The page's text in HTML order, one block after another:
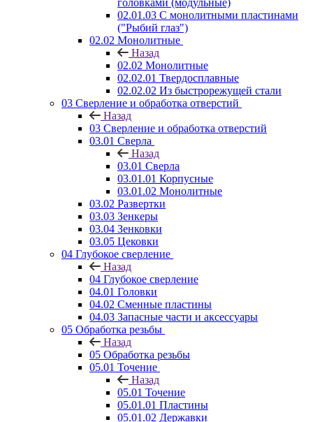
головками (модульные)
02.01.03 С монолитными пластинами
("Рыбий глаз")
02.02 Монолитные
Назад
02.02 Монолитные
02.02.01 Твердосплавные
02.02.02 Из быстрорежущей стали
03 Сверление и обработка отверстий
Назад
03 Сверление и обработка отверстий
03.01 Сверла
Назад
03.01 Сверла
03.01.01 Корпусные
03.01.02 Монолитные
03.02 Развертки
03.03 Зенкеры
03.04 Зенковки
03.05 Цековки
04 Глубокое сверление
Назад
04 Глубокое сверление
04.01 Головки
04.02 Сменные пластины
04.03 Запасные части и аксессуары
05 Обработка резьбы
Назад
05 Обработка резьбы
05.01 Точение
Назад
05.01 Точение
05.01.01 Пластины
05.01.02 Державки